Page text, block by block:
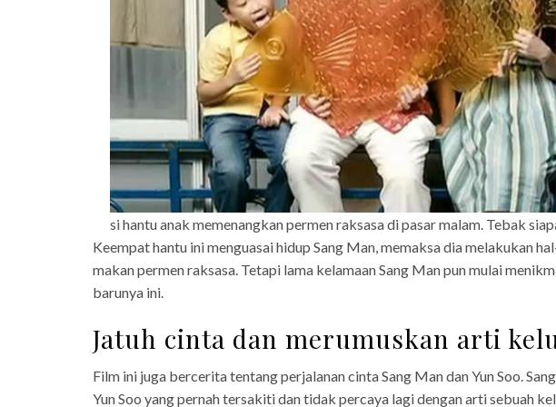
si hantu anak memenangkan permen raksasa di pasar malam. Tebak
Keempat hantu ini menguasai hidup Sang Man, memaksa dia melakukan
makan permen raksasa. Tetapi lama kelamaan Sang Man pun mulai
barunya ini.
Jatuh cinta dan merumuskan arti
Film ini juga bercerita tentang perjalanan cinta Sang Man dan Yun Soo.
Yun Soo yang pernah tersakiti dan tidak percaya lagi dengan arti sebuah